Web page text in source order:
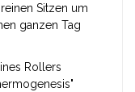
Sitzen um
ganzen Tag
Rollers